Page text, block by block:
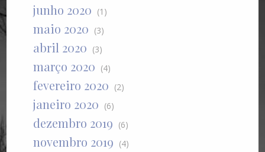
junho 2020 (1)
maio 2020 (3)
abril 2020 (3)
março 2020 (4)
fevereiro 2020 (2)
janeiro 2020 (6)
dezembro 2019 (6)
novembro 2019 (4)